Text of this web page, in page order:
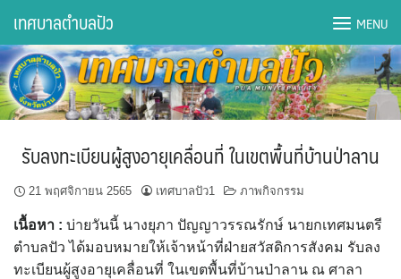
content
DWQA Ask Question
DWQA Questions
กองการศึกษา
กองคลัง
กองช่าง
เทศบาลตำบลปัว MENU
รับลงทะเบียนผู้สูงอายุเคลื่อนที่ ในเขตพื้นที่บ้านป่าลาน
21 พฤศจิกายน 2565 เทศบาลปัว1 ภาพกิจกรรม
เนื้อหา : บ่ายวันนี้ นางยุภา ปัญญาวรรณรักษ์ นายกเทศมนตรี
ตำบลปัว ได้มอบหมายให้เจ้าหน้าที่ฝ่ายสวัสดิการสังคม รับลง
ทะเบียนผู้สูงอายุเคลื่อนที่ ในเขตพื้นที่บ้านป่าลาน ณ ศาลา